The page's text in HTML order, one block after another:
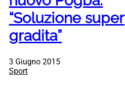
“Soluzione super
gradita”
3 Giugno 2015
Sport